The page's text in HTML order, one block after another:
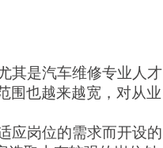
其是汽车维修专业人才
围也越来越宽，对从业
应岗位的需求而开设的